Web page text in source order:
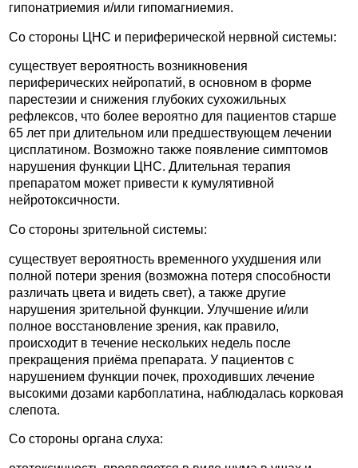
гипонатриемия и/или гипомагниемия.
Со стороны ЦНС и периферической нервной системы:
существует вероятность возникновения
периферических нейропатий, в основном в форме
парестезии и снижения глубоких сухожильных
рефлексов, что более вероятно для пациентов старше
65 лет при длительном или предшествующем лечении
цисплатином. Возможно также появление симптомов
нарушения функции ЦНС. Длительная терапия
препаратом может привести к кумулятивной
нейротоксичности.
Со стороны зрительной системы:
существует вероятность временного ухудшения или
полной потери зрения (возможна потеря способности
различать цвета и видеть свет), а также другие
нарушения зрительной функции. Улучшение и/или
полное восстановление зрения, как правило,
происходит в течение нескольких недель после
прекращения приёма препарата. У пациентов с
нарушением функции почек, проходивших лечение
высокими дозами карбоплатина, наблюдалась корковая
слепота.
Со стороны органа слуха: